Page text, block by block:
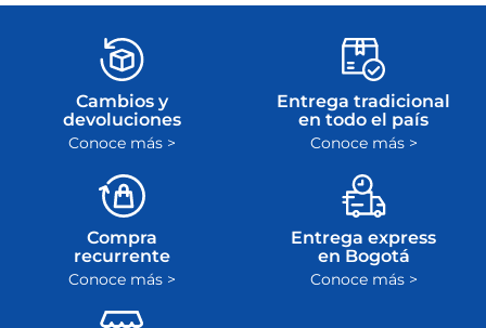
Cambios y
devoluciones
Conoce más >
Entrega tradicional
en todo el país
Conoce más >
Compra
recurrente
Conoce más >
Entrega express
en Bogotá
Conoce más >